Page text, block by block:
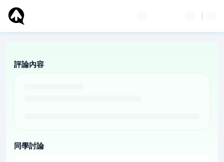
評論內容
同學討論